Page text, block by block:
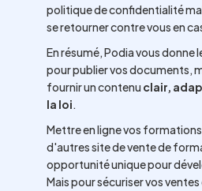
politique de confidentialité
se retourner contre vous en
En résumé, Podia vous donne
pour publier vos documents,
fournir un contenu clair,
la loi.
Mettre en ligne vos
d'autres site de vente de
opportunité unique pour
Mais pour sécuriser vos